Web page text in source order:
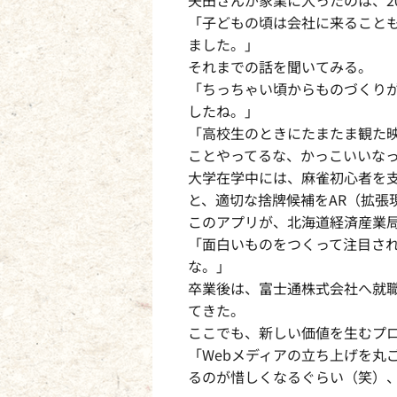
「子どもの頃は会社に来るこ
ました。」
それまでの話を聞いてみる。
「ちっちゃい頃からものづく
したね。」
「高校生のときにたまたま観
ことやってるな、かっこいいな
大学在学中には、麻雀初心者を
と、適切な捨牌候補をAR（拡
このアプリが、北海道経済産業
「面白いものをつくって注目
な。」
卒業後は、富士通株式会社へ就
てきた。
ここでも、新しい価値を生むプ
「Webメディアの立ち上げを
るのが惜しくなるぐらい（笑）